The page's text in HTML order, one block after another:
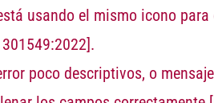
usando el mismo icono
.
poco descriptivos, o